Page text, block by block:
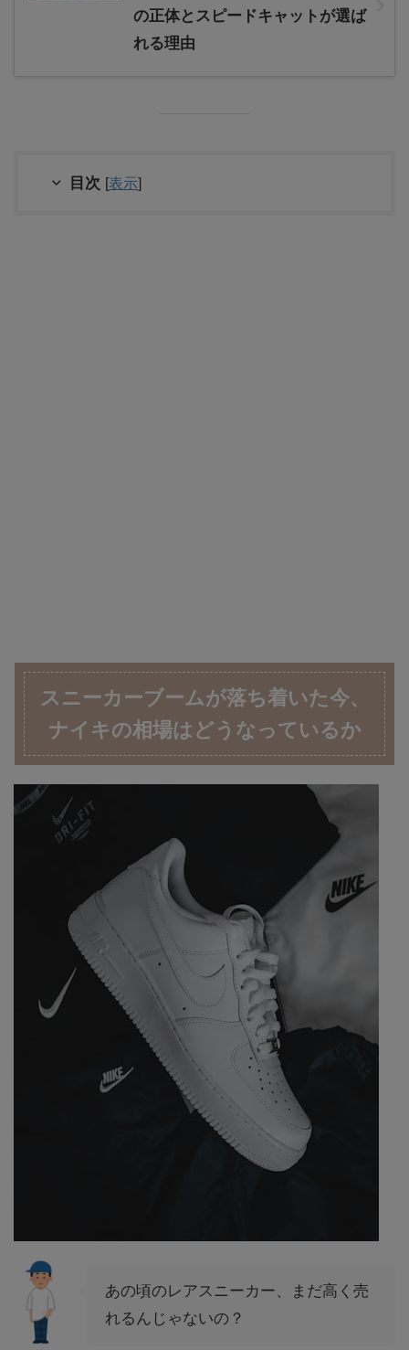
の正体とスピードキャットが選ば
れる理由
目次 [表示]
スニーカーブームが落ち着いた今、
ナイキの相場はどうなっているか
あの頃のレアスニーカー、まだ高く売
れるんじゃないの？